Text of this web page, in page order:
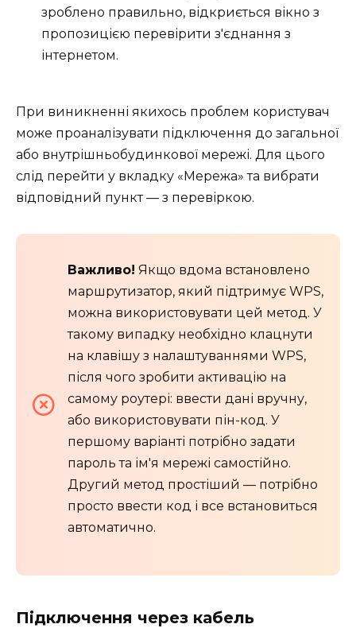
зроблено правильно, відкриється вікно з
пропозицією перевірити з'єднання з
інтернетом.
При виникненні якихось проблем користувач
може проаналізувати підключення до загальної
або внутрішньобудинкової мережі. Для цього
слід перейти у вкладку «Мережа» та вибрати
відповідний пункт — з перевіркою.
Важливо! Якщо вдома встановлено
маршрутизатор, який підтримує WPS,
можна використовувати цей метод. У
такому випадку необхідно клацнути
на клавішу з налаштуваннями WPS,
після чого зробити активацію на
самому роутері: ввести дані вручну,
або використовувати пін-код. У
першому варіанті потрібно задати
пароль та ім'я мережі самостійно.
Другий метод простіший — потрібно
просто ввести код і все встановиться
автоматично.
Підключення через кабель